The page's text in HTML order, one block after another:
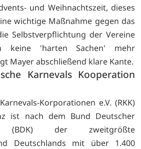
und Weihnachtszeit, dieses
wichtige Maßnahme gegen das
Selbstverpflichtung der Vereine
keine 'harten Sachen' mehr
Mayer abschließend klare Kante.
Karnevals Kooperation
Korporationen e.V. (RKK)
ist nach dem Bund Deutscher
(BDK) der zweitgrößte
Deutschlands mit über 1.400